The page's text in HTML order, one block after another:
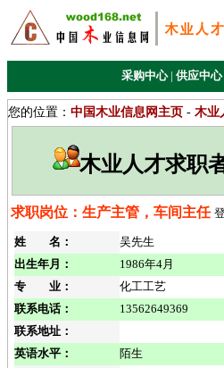
采购中心 | 供应中心
您的位置： 中国木业信息网主页 - 木业
木业人才求职
求职岗位：生产主管，车间主任
姓 名： 吴先生
出生年月：
1986年4月
专 业：
化工工艺
联系电话：
13562649369
联系地址：
英语水平：
陌生